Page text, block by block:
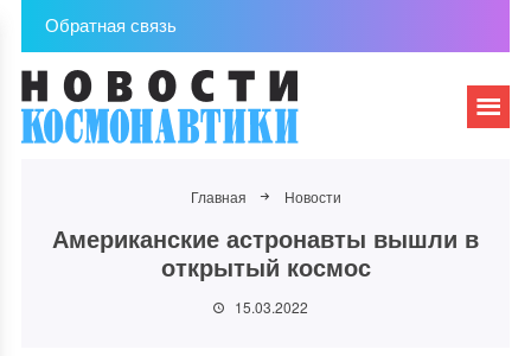
Обратная связь
Главная Новости
Американские астронавты вышли в
открытый космос
15.03.2022